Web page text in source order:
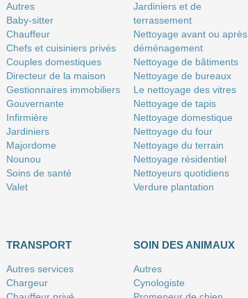
Autres
Baby-sitter
Chauffeur
Chefs et cuisiniers privés
Couples domestiques
Directeur de la maison
Gestionnaires immobiliers
Gouvernante
Infirmière
Jardiniers
Majordome
Nounou
Soins de santé
Valet
Jardiniers et de
terrassement
Nettoyage avant ou après
déménagement
Nettoyage de bâtiments
Nettoyage de bureaux
Le nettoyage des vitres
Nettoyage de tapis
Nettoyage domestique
Nettoyage du four
Nettoyage du terrain
Nettoyage résidentiel
Nettoyeurs quotidiens
Verdure plantation
TRANSPORT
Autres services
Chargeur
SOIN DES ANIMAUX
Autres
Cynologiste